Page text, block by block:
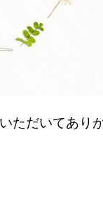
ただいてあり